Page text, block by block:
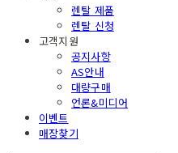
렌탈 제품
렌탈 신청
고객지원
공지사항
AS안내
대량구매
언론&미디어
이벤트
매장찾기